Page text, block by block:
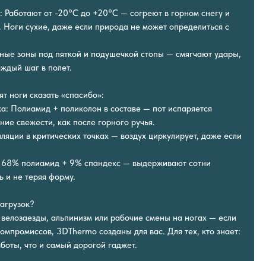
Работают от -20°C до +20°C — согреют в горном снегу и
Ноги сухие, даже если природа не может определиться с
зоны под пяткой и подушечкой стопы — смягчают удары,
шаг в полет.
ноги сказать «спасибо»:
Полиамид + поликолон в составе — пот испаряется
свежести, как после горного ручья.
в критических точках — воздух циркулирует, даже если
полиамид + 9% спандекс — выдерживают сотни
и не теряя форму.
альпинизм или рабочие смены на ногах — если
3DThermo созданы для вас. Для тех, кто знает:
что и самый дорогой гаджет.